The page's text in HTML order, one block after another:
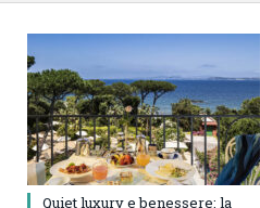
Quiet luxury e benessere: la